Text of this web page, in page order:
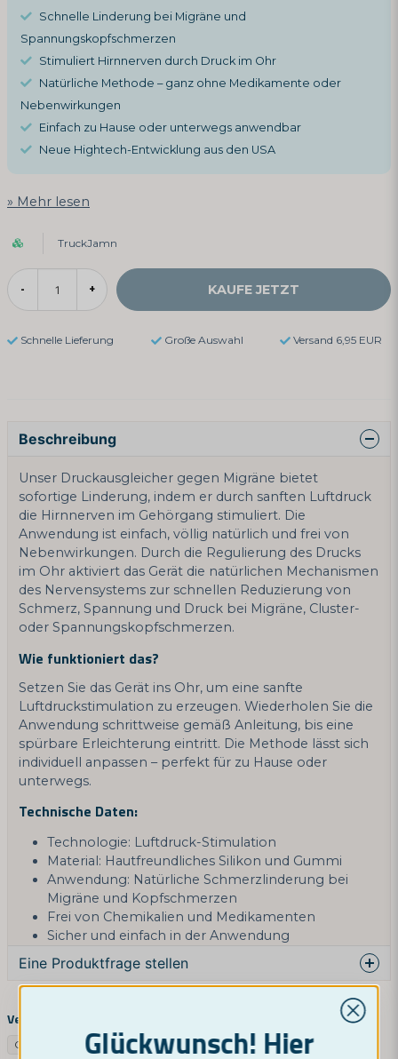
Schnelle Linderung bei Migräne und
Spannungskopfschmerzen
Stimuliert Hirnnerven durch Druck im Ohr
Natürliche Methode – ganz ohne Medikamente oder
Nebenwirkungen
Einfach zu Hause oder unterwegs anwendbar
Neue Hightech-Entwicklung aus den USA
Mehr lesen
TruckJamn
- + KAUFE JETZT
Schnelle Lieferung Große Auswahl Versand 6,95 EUR
Beschreibung
Unser Druckausgleicher gegen Migräne bietet
sofortige Linderung, indem er durch sanften Luftdruck
die Hirnnerven im Gehörgang stimuliert. Die
Anwendung ist einfach, völlig natürlich und frei von
Nebenwirkungen. Durch die Regulierung des Drucks
im Ohr aktiviert das Gerät die natürlichen Mechanismen
des Nervensystems zur schnellen Reduzierung von
Schmerz, Spannung und Druck bei Migräne, Cluster-
oder Spannungskopfschmerzen.
Wie funktioniert das?
Setzen Sie das Gerät ins Ohr, um eine sanfte
Luftdruckstimulation zu erzeugen. Wiederholen Sie die
Anwendung schrittweise gemäß Anleitung, bis eine
spürbare Erleichterung eintritt. Die Methode lässt sich
individuell anpassen – perfekt für zu Hause oder
unterwegs.
Technische Daten:
Technologie: Luftdruck-Stimulation
Material: Hautfreundliches Silikon und Gummi
Anwendung: Natürliche Schmerzlinderung bei
Migräne und Kopfschmerzen
Frei von Chemikalien und Medikamenten
Sicher und einfach in der Anwendung
Eine Produktfrage stellen
Fragen Sie uns etwas über dieses Produkt ...
Verwandte Kategorien
Google SV Google NO Instrument Sonstiges Google UK
Glückwunsch! Hier